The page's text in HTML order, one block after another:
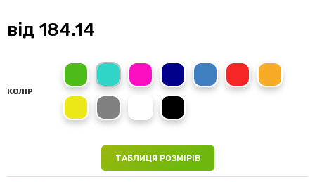
від 184.14
КОЛІР
kelly greenturquoiserosette navy blueroyal bluered orange
yellow heather grey black
ТАБЛИЦЯ РОЗМІРІВ